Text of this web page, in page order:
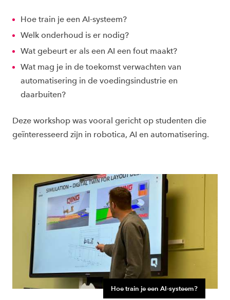
Hoe train je een AI-systeem?
Welk onderhoud is er nodig?
Wat gebeurt er als een AI een fout maakt?
Wat mag je in de toekomst verwachten van
automatisering in de voedingsindustrie en
daarbuiten?
Deze workshop was vooral gericht op studenten die
geïnteresseerd zijn in robotica, AI en automatisering.
Hoe train je een AI-systeem?